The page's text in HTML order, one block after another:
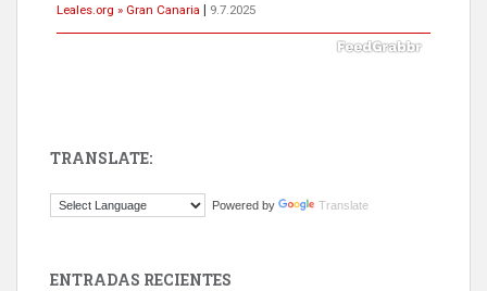
Leales.org » Gran Canaria | 9.7.2025
Este gato macho ha aparecido en la calle hace menos de un mes,
TRANSLATE:
Powered by Translate
ENTRADAS RECIENTES